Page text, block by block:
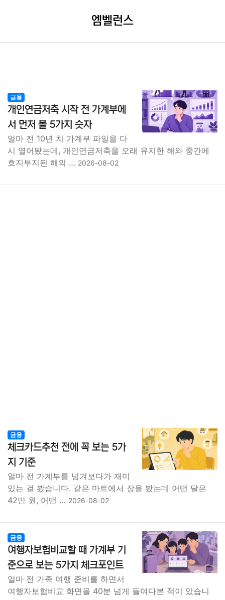
엠벨런스
금융
개인연금저축 시작 전 가계부에
서 먼저 볼 5가지 숫자
얼마 전 10년 치 가계부 파일을 다
시 열어봤는데, 개인연금저축을 오래 유지한 해와 중간에
흐지부지된 해의 … 2026-08-02
금융
체크카드추천 전에 꼭 보는 5가
지 기준
얼마 전 가계부를 넘겨보다가 재미
있는 걸 봤습니다. 같은 마트에서 장을 봤는데 어떤 달은
42만 원, 어떤 … 2026-08-02
금융
여행자보험비교할 때 가계부 기
준으로 보는 5가지 체크포인트
얼마 전 가족 여행 준비를 하면서
여행자보험비교 화면을 40분 넘게 들여다본 적이 있습니